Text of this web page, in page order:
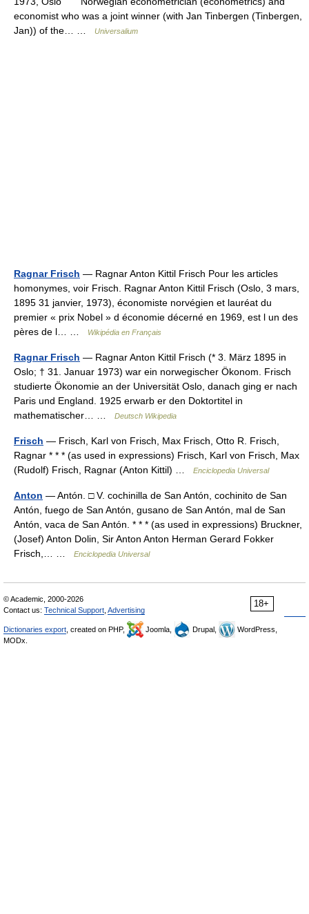
economist who was a joint winner (with Jan Tinbergen (Tinbergen,
Jan)) of the… …
Universalium
Ragnar Frisch — Ragnar Anton Kittil Frisch Pour les articles
homonymes, voir Frisch. Ragnar Anton Kittil Frisch (Oslo, 3 mars,
1895 31 janvier, 1973), économiste norvégien et lauréat du
premier « prix Nobel » d économie décerné en 1969, est l un des
pères de l… …
Wikipédia en Français
Ragnar Frisch — Ragnar Anton Kittil Frisch (* 3. März 1895 in
Oslo; † 31. Januar 1973) war ein norwegischer Ökonom. Frisch
studierte Ökonomie an der Universität Oslo, danach ging er nach
Paris und England. 1925 erwarb er den Doktortitel in
mathematischer… …
Deutsch Wikipedia
Frisch — Frisch, Karl von Frisch, Max Frisch, Otto R. Frisch,
Ragnar * * * (as used in expressions) Frisch, Karl von Frisch, Max
(Rudolf) Frisch, Ragnar (Anton Kittil) …
Enciclopedia Universal
Anton — Antón. □ V. cochinilla de San Antón, cochinito de San
Antón, fuego de San Antón, gusano de San Antón, mal de San
Antón, vaca de San Antón. * * * (as used in expressions) Bruckner,
(Josef) Anton Dolin, Sir Anton Anton Herman Gerard Fokker
Frisch,… …
Enciclopedia Universal
18+
© Academic, 2000-2026
Contact us: Technical Support Advertising
Dictionaries export , created on PHP, Joomla, Drupal,
WordPress,
MODx.